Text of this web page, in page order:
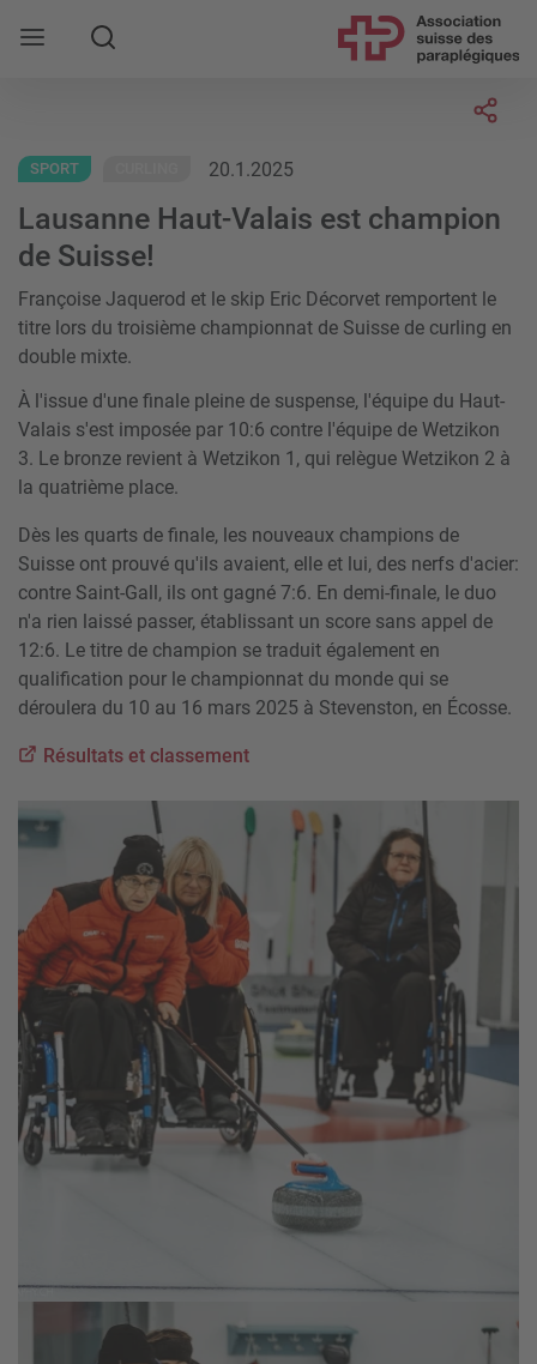
Rechercher
SPORT 20.1.2025
Lausanne Haut-Valais est champion
de Suisse!
Françoise Jaquerod et le skip Eric Décorvet remportent le
titre lors du troisième championnat de Suisse de curling en
double mixte.
À l'issue d'une finale pleine de suspense, l'équipe du Haut-
Valais s'est imposée par 10:6 contre l'équipe de Wetzikon
3. Le bronze revient à Wetzikon 1, qui relègue Wetzikon 2 à
la quatrième place.
Dès les quarts de finale, les nouveaux champions de
Suisse ont prouvé qu'ils avaient, elle et lui, des nerfs d'acier:
contre Saint-Gall, ils ont gagné 7:6. En demi-finale, le duo
n'a rien laissé passer, établissant un score sans appel de
12:6. Le titre de champion se traduit également en
qualification pour le championnat du monde qui se
déroulera du 10 au 16 mars 2025 à Stevenston, en Écosse.
Résultats et classement